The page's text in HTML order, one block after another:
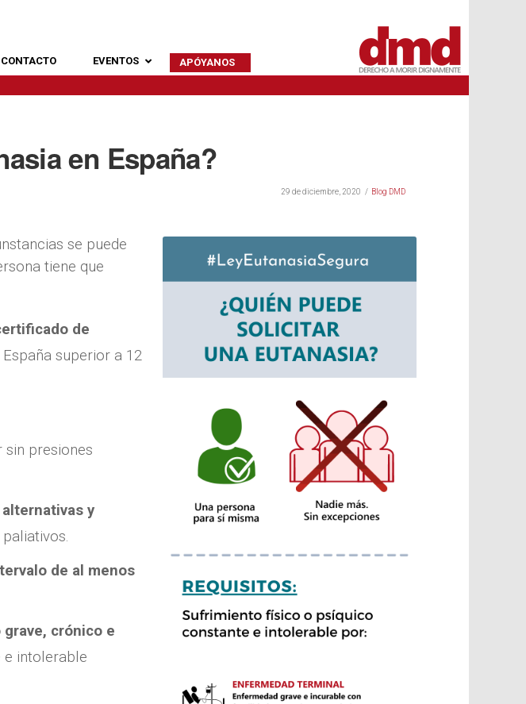
CONTACTO EVENTOS APÓYANOS
en España?
29 de diciembre, 2020 Blog DMD
se puede
tiene que
de
superior a 12
sin presiones
y
de al menos
crónico e
e intolerable